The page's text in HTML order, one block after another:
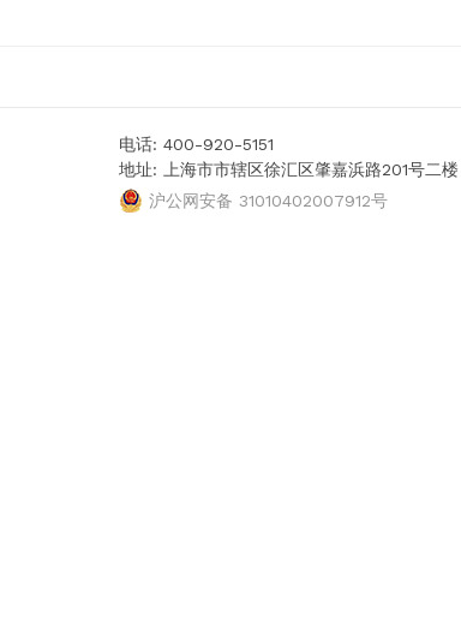
电话: 400-920-5151
地址: 上海市市辖区徐汇区肇嘉浜路201号二楼
沪公网安备 31010402007912号